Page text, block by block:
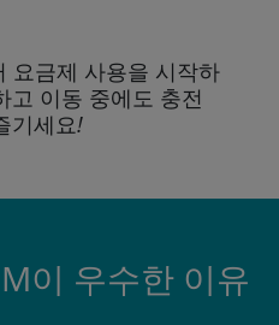
요금제 사용을 시작하
고 이동 중에도 충전
기세요!
이 우수한 이유